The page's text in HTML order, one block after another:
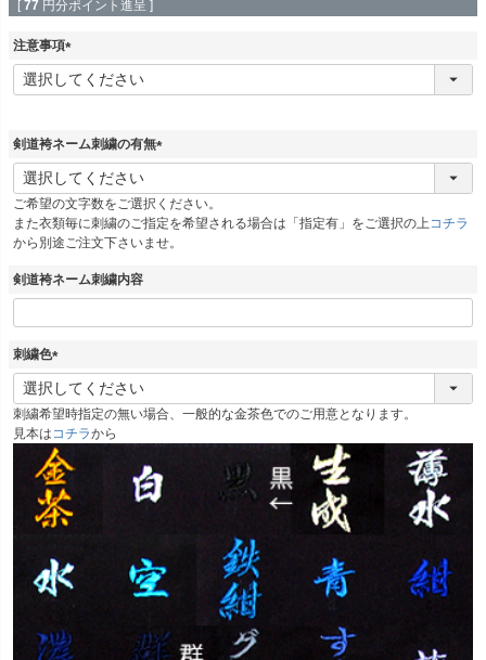
[ 77 円分ポイント進呈 ]
注意事項
(
必
剣道袴ネーム刺繍の有無
(
須
)
ご希望の文字数をご選択ください。
また衣類毎に刺繍のご指定を希望される場合は「指定有」をご選択の上コチラ
から別途ご注文下さいませ。
剣道袴ネーム刺繍内容
刺繍色
(
必
須
)
刺繍希望時指定の無い場合、一般的な金茶色でのご用意となります。
見本はコチラから